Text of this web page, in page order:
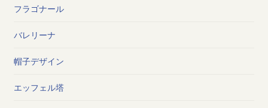
フラゴナール
バレリーナ
帽子デザイン
エッフェル塔